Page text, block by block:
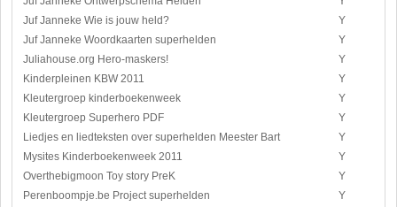
Juf Janneke Wie is jouw held?
Y
Juf Janneke Woordkaarten superhelden
Y
Juliahouse.org Hero-maskers!
Y
Kinderpleinen KBW 2011
Y
Kleutergroep kinderboekenweek
Y
Kleutergroep Superhero PDF
Y
Liedjes en liedteksten over superhelden Meester Bart
Y
Mysites Kinderboekenweek 2011
Y
Overthebigmoon Toy story PreK
Y
Perenboompje.be Project superhelden
Y